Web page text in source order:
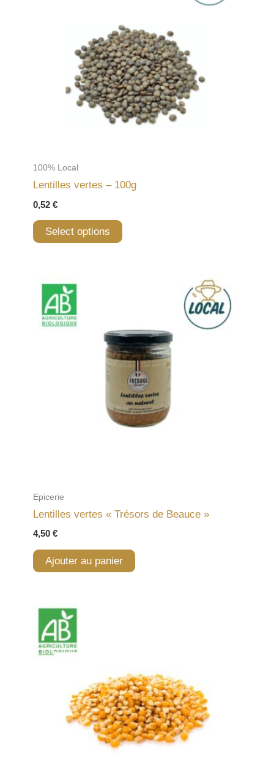
100% Local
Lentilles vertes – 100g
0,52 €
Select options
Epicerie
Lentilles vertes « Trésors de Beauce »
4,50 €
Ajouter au panier